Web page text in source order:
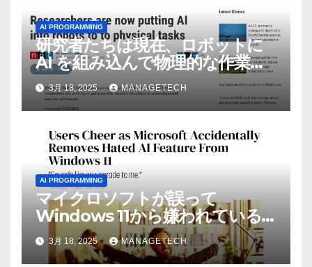
AI PROGRAMMING
研究者たちは現在、ロボットに
AI を組み込んで物理的な作業を
実行させている | ノーザン パブ
リック ラジオ: WNIJ および
WNIU
3月 18, 2025 MANAGETECH
AI PROGRAMMING
マイクロソフトが誤って
Windows 11から嫌われている
AI機能を削除したことにユーザ
ーが歓喜
3月 18, 2025 MANAGETECH